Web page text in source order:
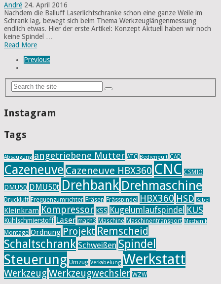
André 24. April 2016
Nachdem die Balluff Laserlichtschranke schon eine ganze Weile im
Schrank lag, bewegt sich beim Thema Werkzeuglängenmessung
endlich etwas. Hier der erste Artikel: Konzept Aktuell haben wir noch
keine Spindel …
Read More
Previous
Instagram
Tags
Absaugung angetriebene Mutter ATC Bedienpult CAD
Cazeneuve Cazeneuve HBX360 CNC CSMIO
DMU50 DMU50t Drehbank Drehmaschine
Druckluft Frequenzumrichter Fräsen Frässpindel HBX360 HSD Kabel
Kleinkram Kompressor KSS Kugelumlaufspindel KUS
Kühlschmierstoff Laser mach3 Maschine Maschinentransport Mechanik
Montage Ordnung Projekt Remscheid
Schaltschrank Schweißen Spindel
Steuerung Umzug Verkabelung Werkstatt
Werkzeug Werkzeugwechsler WZW